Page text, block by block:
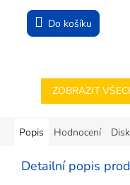
Do košíku
ZOBRAZIT
Popis Hodnocení
Detailní popis